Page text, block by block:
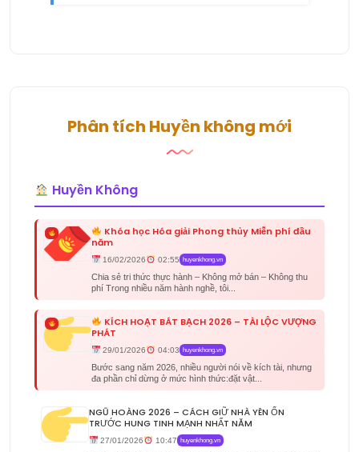
Phân tích Huyền không mới
Huyền Không
Khóa học Hóa giải Phong thủy Miễn phí đầu
năm
16/02/2026 02:55 huyenkhong.vn
Chia sẻ tri thức thực hành – Không mở bán – Không thu
phí Trong nhiều năm hành nghề, tôi...
KÍCH HOẠT BÁT BẠCH 2026 – TÀI LỘC VƯỢNG
PHÁT
29/01/2026 04:03 huyenkhong.vn
Bước sang năm 2026, nhiều người nói về kích tài, nhưng
đa phần chỉ dừng ở mức hình thức:đặt vật...
NGŨ HOÀNG 2026 – CÁCH GIỮ NHÀ YÊN ỔN
TRƯỚC HUNG TINH MẠNH NHẤT NĂM
27/01/2026 10:47 huyenkhong.vn